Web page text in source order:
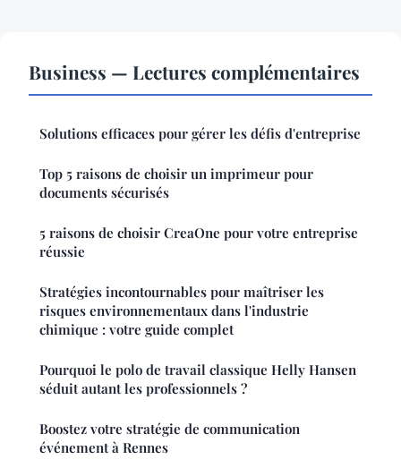
Business — Lectures complémentaires
Solutions efficaces pour gérer les défis d'entreprise
Top 5 raisons de choisir un imprimeur pour
documents sécurisés
5 raisons de choisir CreaOne pour votre entreprise
réussie
Stratégies incontournables pour maîtriser les
risques environnementaux dans l'industrie
chimique : votre guide complet
Pourquoi le polo de travail classique Helly Hansen
séduit autant les professionnels ?
Boostez votre stratégie de communication
événement à Rennes